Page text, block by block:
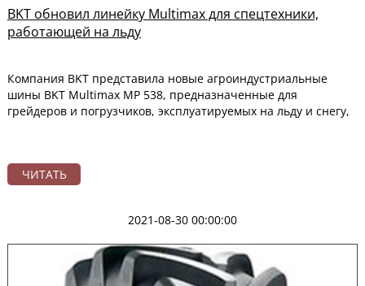
BKT обновил линейку Multimax для спецтехники,
работающей на льду
Компания BKT представила новые агроиндустриальные
шины BKT Multimax MP 538, предназначенные для
грейдеров и погрузчиков, эксплуатируемых на льду и снегу,
ЧИТАТЬ
2021-08-30 00:00:00